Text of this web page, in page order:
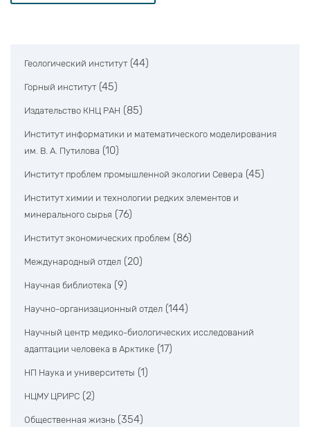
Геологический институт (44)
Горный институт (45)
Издательство КНЦ РАН (85)
Институт информатики и математического моделирования
им. В. А. Путилова (10)
Институт проблем промышленной экологии Севера (45)
Институт химии и технологии редких элементов и
минерального сырья (76)
Институт экономических проблем (86)
Международный отдел (20)
Научная библиотека (9)
Научно-организационный отдел (144)
Научный центр медико-биологических исследований
адаптации человека в Арктике (17)
НП Наука и университеты (1)
НЦМУ ЦРИРС (2)
Общественная жизнь (354)